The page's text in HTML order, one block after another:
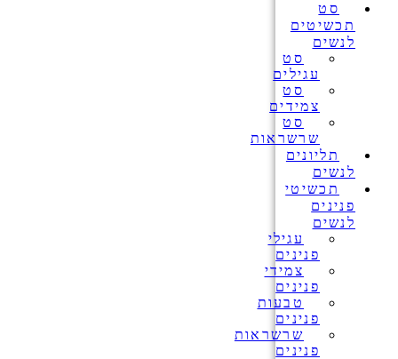
סט
תכשיטים
לנשים
סט
עגילים
סט
צמידים
סט
שרשראות
תליונים
לנשים
תכשיטי
פנינים
לנשים
עגילי
פנינים
צמידי
פנינים
טבעות
פנינים
שרשראות
פנינים